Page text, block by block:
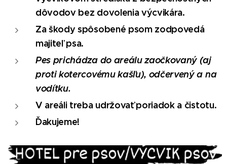
dôvodov bez dovolenia výcvikára.
Za škody spôsobené psom zodpovedá
majiteľ psa.
Pes prichádza do areálu zaočkovaný (aj
proti kotercovému kašľu), odčervený a na
vodítku.
V areáli treba udržovať poriadok a čistotu.
Ďakujeme!